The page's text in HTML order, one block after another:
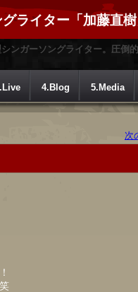
ライター「加藤直
ンガーソングライター。圧倒
4.Blog 5.Media
次